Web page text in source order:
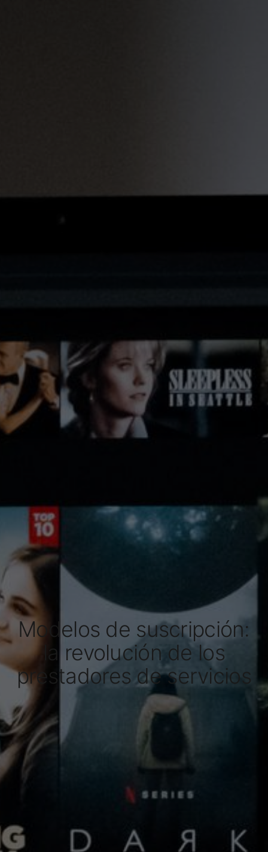
Modelos de suscripción:
la revolución de los
prestadores de servicios